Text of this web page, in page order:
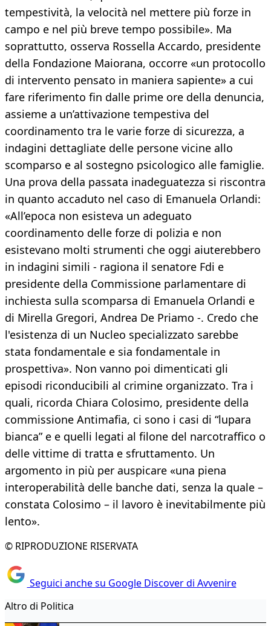
tempestività, la velocità nel mettere più forze in
campo e nel più breve tempo possibile». Ma
soprattutto, osserva Rossella Accardo, presidente
della Fondazione Maiorana, occorre «un protocollo
di intervento pensato in maniera sapiente» a cui
fare riferimento fin dalle prime ore della denuncia,
assieme a un’attivazione tempestiva del
coordinamento tra le varie forze di sicurezza, a
indagini dettagliate delle persone vicine allo
scomparso e al sostegno psicologico alle famiglie.
Una prova della passata inadeguatezza si riscontra
in quanto accaduto nel caso di Emanuela Orlandi:
«All’epoca non esisteva un adeguato
coordinamento delle forze di polizia e non
esistevano molti strumenti che oggi aiuterebbero
in indagini simili - ragiona il senatore Fdi e
presidente della Commissione parlamentare di
inchiesta sulla scomparsa di Emanuela Orlandi e
di Mirella Gregori, Andrea De Priamo -. Credo che
l'esistenza di un Nucleo specializzato sarebbe
stata fondamentale e sia fondamentale in
prospettiva». Non vanno poi dimenticati gli
episodi riconducibili al crimine organizzato. Tra i
quali, ricorda Chiara Colosimo, presidente della
commissione Antimafia, ci sono i casi di “lupara
bianca” e e quelli legati al filone del narcotraffico o
delle vittime di tratta e sfruttamento. Un
argomento in più per auspicare «una piena
interoperabilità delle banche dati, senza la quale –
constata Colosimo – il lavoro è inevitabilmente più
lento».
© RIPRODUZIONE RISERVATA
Seguici anche su Google Discover di Avvenire
Altro di Politica